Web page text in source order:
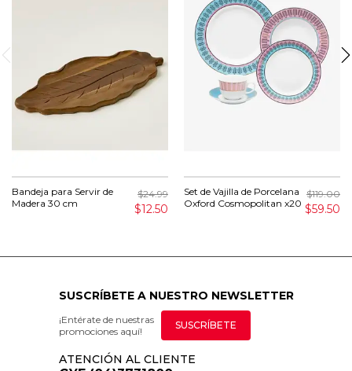
Bandeja para Servir de
Madera 30 cm
$24.99
$12.50
Set de Vajilla de Porcelana
Oxford Cosmopolitan x20
$119.00
$59.50
SUSCRÍBETE A NUESTRO NEWSLETTER
¡Entérate de nuestras
promociones aquí!
SUSCRÍBETE
ATENCIÓN AL CLIENTE